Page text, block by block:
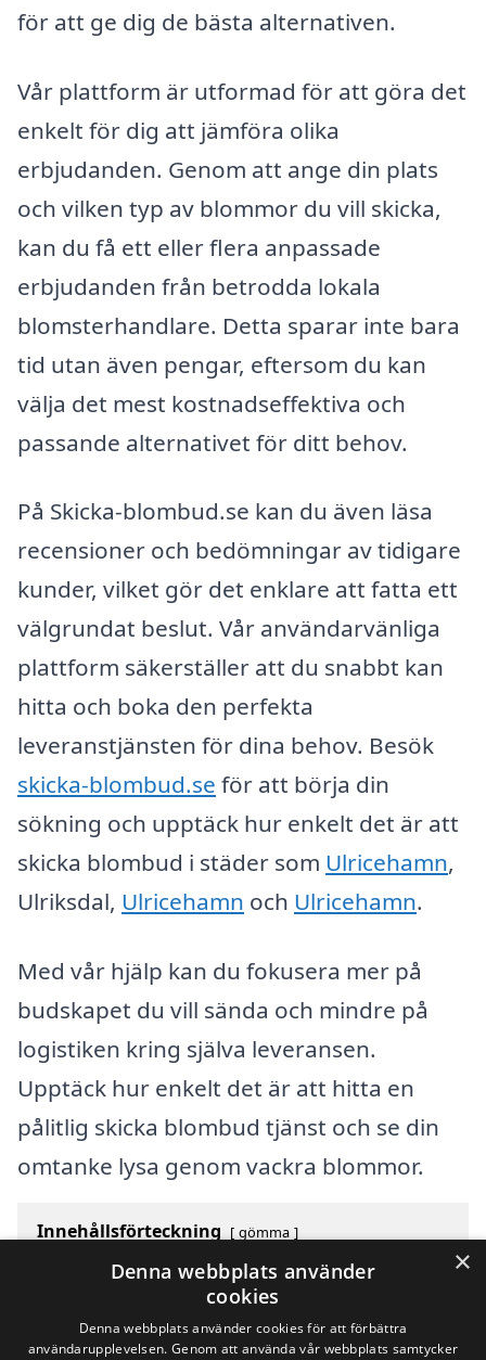
för att ge dig de bästa alternativen.
Vår plattform är utformad för att göra det
enkelt för dig att jämföra olika
erbjudanden. Genom att ange din plats
och vilken typ av blommor du vill skicka,
kan du få ett eller flera anpassade
erbjudanden från betrodda lokala
blomsterhandlare. Detta sparar inte bara
tid utan även pengar, eftersom du kan
välja det mest kostnadseffektiva och
passande alternativet för ditt behov.
På Skicka-blombud.se kan du även läsa
recensioner och bedömningar av tidigare
kunder, vilket gör det enklare att fatta ett
välgrundat beslut. Vår användarvänliga
plattform säkerställer att du snabbt kan
hitta och boka den perfekta
leveranstjänsten för dina behov. Besök
skicka-blombud.se för att börja din
sökning och upptäck hur enkelt det är att
skicka blombud i städer som Ulricehamn,
Ulriksdal, Ulricehamn och Ulricehamn.
Med vår hjälp kan du fokusera mer på
budskapet du vill sända och mindre på
logistiken kring själva leveransen.
Upptäck hur enkelt det är att hitta en
pålitlig skicka blombud tjänst och se din
omtanke lysa genom vackra blommor.
Innehållsförteckning gömma
Översikt över svenska städer som börjar med U
Sök efter en skicklig skicka blombud i andra städer i
×
Denna webbplats använder
cookies
Denna webbplats använder cookies för att förbättra
användarupplevelsen. Genom att använda vår webbplats samtycker